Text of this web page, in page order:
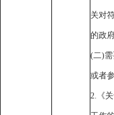
关对
的政
(二)
或者
2.《